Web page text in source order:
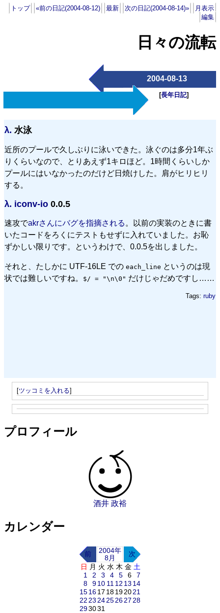
トップ «前の日記(2004-08-12) 最新 次の日記(2004-08-14)»
月表示
編集
日々の流転
2004-08-13
[長年日記]
λ. 水泳
近所のプールで久しぶりに泳いできた。泳ぐのは多分1年ぶ
りくらいなので、とりあえず1キロほど。1時間くらいしか
プールにはいなかったのだけど日焼けした。肩がヒリヒリ
する。
λ. iconv-io 0.0.5
速攻でakrさんにバグを指摘される 。以前の実装のときに書
いたコードをろくにテストもせずに入れていました。お恥
ずかしい限りです。というわけで、0.0.5を出しました。
それと、たしかに UTF-16LE での each_line というのは現
状では難しいですね。
$/ = "\n\0" だけじゃだめですし……
Tags: ruby
[ツッコミを入れる]
プロフィール
酒井 政裕
カレンダー
前
2004年
8月
次
日 月 火 水 木 金 土
1
2 3 4 5 6
7
8
910 11 12 13 14
151617 18192021
22 23 24252627 28
293031